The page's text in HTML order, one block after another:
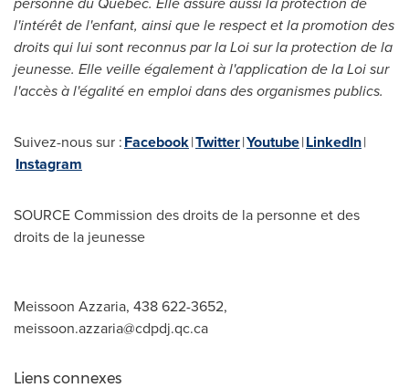
l'intérêt de l'enfant, ainsi que le respect et la promotion des
droits qui lui sont reconnus par la Loi sur la protection de la
jeunesse. Elle veille également à l'application de la Loi sur
l'accès à l'égalité en emploi dans des organismes publics.
Suivez-nous sur :Facebook|Twitter|Youtube|LinkedIn|
Instagram
SOURCE Commission des droits de la personne et des
droits de la jeunesse
Meissoon Azzaria, 438 622-3652,
meissoon.azzaria@cdpdj.qc.ca
Liens connexes